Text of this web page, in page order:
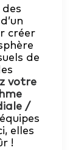
créer
de
votre
/
elles
!